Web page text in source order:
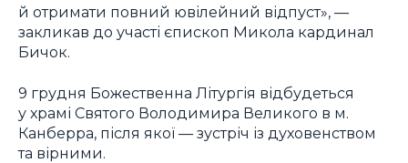
й отримати повний ювілейний відпуст», —
закликав до участі єпископ Микола кардинал
Бичок.
9 грудня Божественна Літургія відбудеться
у храмі Святого Володимира Великого в м.
Канберра, після якої — зустріч із духовенством
та вірними.